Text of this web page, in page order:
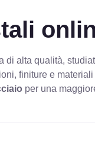
di alta qualità,
finiture e
per una